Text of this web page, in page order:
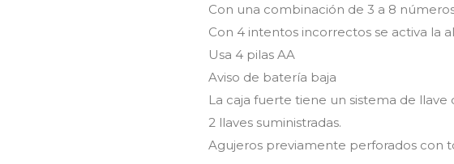
Con una combinación de 3 a 8
Con 4 intentos incorrectos se activa la
Usa 4 pilas AA
Aviso de batería baja
La caja fuerte tiene un sistema de
2 llaves suministradas.
Agujeros previamente perforados con